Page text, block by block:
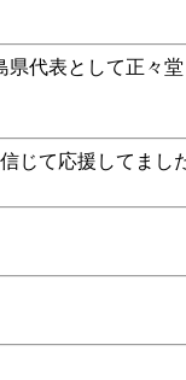
代表として正々
て応援してまし